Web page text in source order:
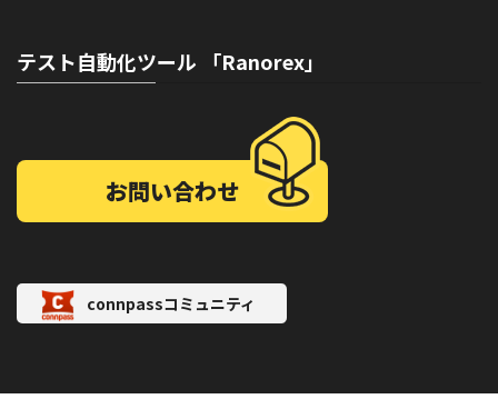
テスト自動化ツール 「Ranorex」
お問い合わせ
connpassコミュニティ
サイト利用規約